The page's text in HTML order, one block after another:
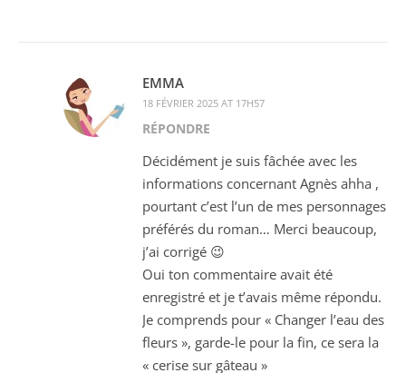
EMMA
18 FÉVRIER 2025 AT 17H57
RÉPONDRE
Décidément je suis fâchée avec les
informations concernant Agnès ahha ,
pourtant c’est l’un de mes personnages
préférés du roman… Merci beaucoup,
j’ai corrigé 😉
Oui ton commentaire avait été
enregistré et je t’avais même répondu.
Je comprends pour « Changer l’eau des
fleurs », garde-le pour la fin, ce sera la
« cerise sur gâteau »